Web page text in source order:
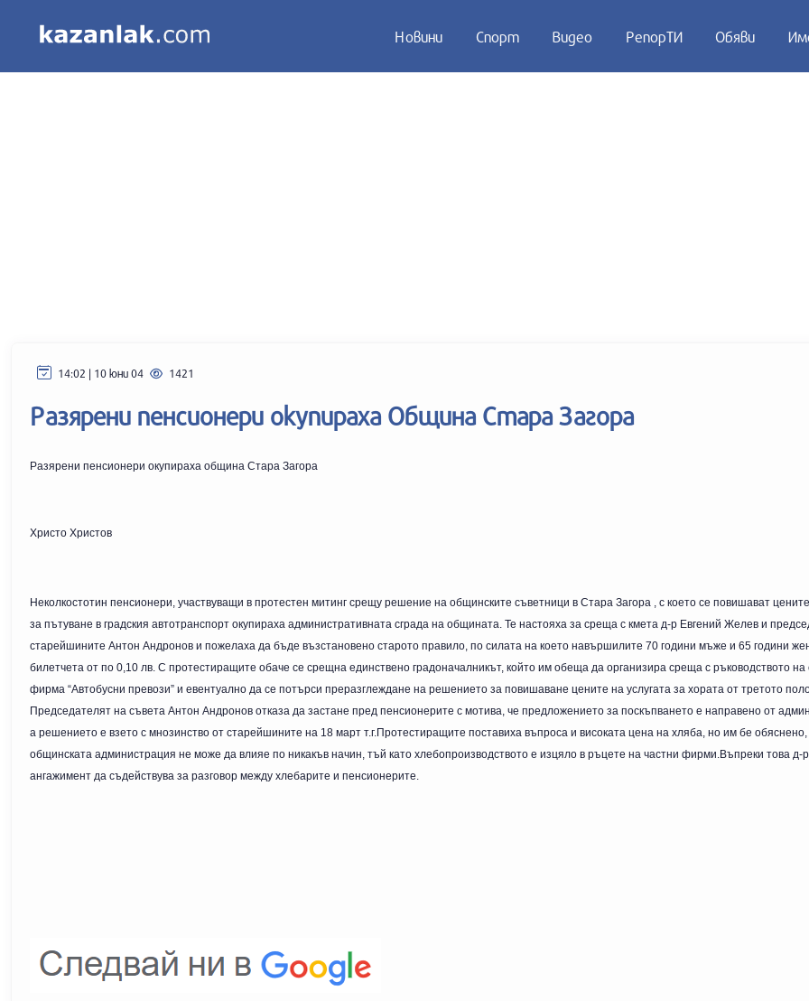
Новини Спорт Видео РепорТИ Обяви
14:02 | 10 юни 04 1421
Разярени пенсионери окупираха Община Стара Загора
Разярени пенсионери окупираха община Стара Загора
Христо Христов
Неколкостотин пенсионери, участвуващи в протестен митинг срещу решение на общинските съветници в Стара Загора , с което се повишават
за пътуване в градския автотранспорт окупираха административната сграда на общината. Те настояха за среща с кмета д-р Евгений Желев и
старейшините Антон Андронов и пожелаха да бъде възстановено старото правило, по силата на което навършилите 70 години мъже и 65 години
билетчета от по 0,10 лв. С протестиращите обаче се срещна единствено градоначалникът, който им обеща да организира среща с ръководството
фирма “Автобусни превози” и евентуално да се потърси преразглеждане на решението за повишаване цените на услугата за хората от третото
Председателят на съвета Антон Андронов отказа да застане пред пенсионерите с мотива, че предложението за поскъпването е направено от
а решението е взето с мнозинство от старейшините на 18 март т.г.Протестиращите поставиха въпроса и високата цена на хляба, но им бе обяснено,
общинската администрация не може да влияе по никакъв начин, тъй като хлебопроизводството е изцяло в ръцете на частни фирми.Въпреки това д-
ангажимент да съдействува за разговор между хлебарите и пенсионерите.